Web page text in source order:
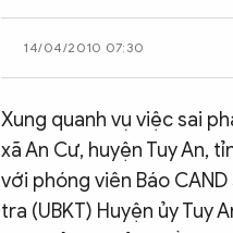
14/04/2010 07:30
Xung quanh vụ việc sai
xã An Cư, huyện Tuy An,
với phóng viên Báo
tra (UBKT) Huyện ủy Tuy